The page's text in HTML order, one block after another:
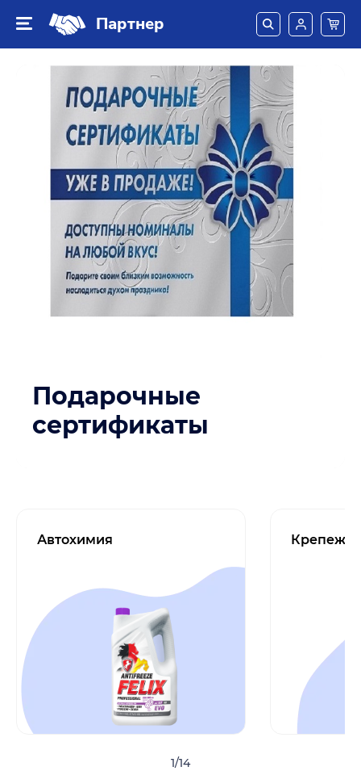
Партнер
Подарочные
сертификаты
Автохимия Крепеж и
1/14